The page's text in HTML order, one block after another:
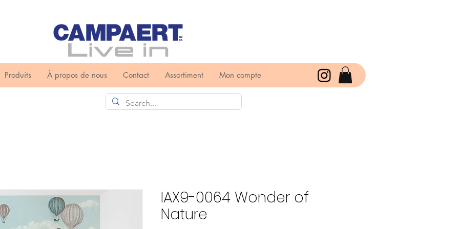
Produits À propos de nous Contact Assortiment Mon compte
IAX9-0064 Wonder of
Nature